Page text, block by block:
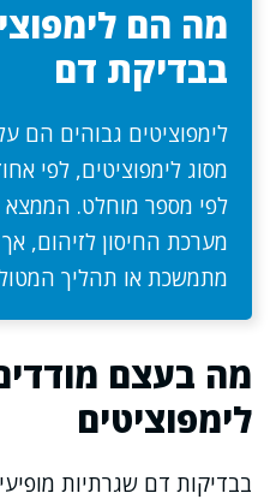
מה הם
בבדיקת דם
לימפוציטים גבוהים הם
מסוג לימפוציטים, לפי
לפי מספר מוחלט.
מערכת החיסון לזיהום,
מתמשכת או תהליך
מה בעצם
לימפוציטים
בבדיקות דם שגרתיות